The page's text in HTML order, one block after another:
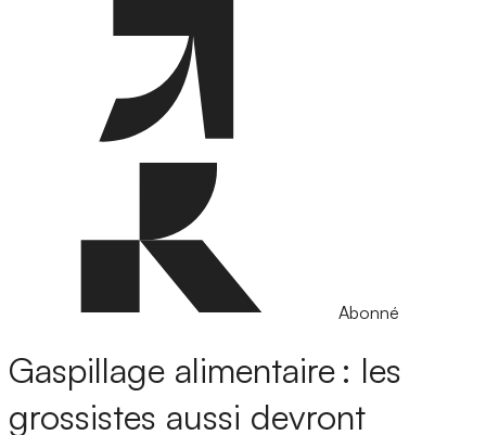
Abonné
Gaspillage alimentaire : les
grossistes aussi devront